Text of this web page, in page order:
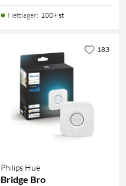
Nettlager: 100+ st
Philips Hue
Bridge Bro
183